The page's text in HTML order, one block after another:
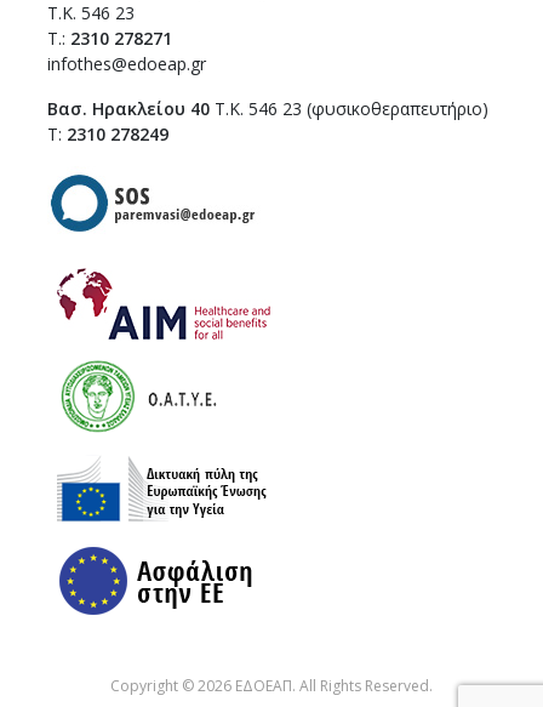
Τ.Κ. 546 23
T.: 2310 278271
infothes@edoeap.gr
Βασ. Ηρακλείου 40 Τ.Κ. 546 23 (φυσικοθεραπευτήριο)
Τ: 2310 278249
Copyright © 2026 ΕΔΟΕΑΠ. All Rights Reserved.